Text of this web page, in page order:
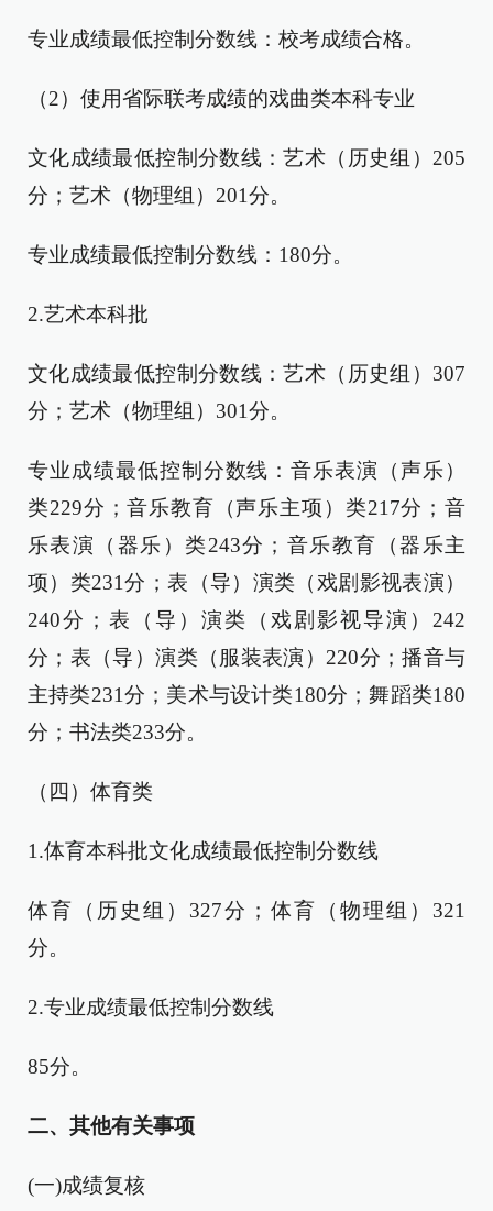
专业成绩最低控制分数线：校考成绩合格。
（2）使用省际联考成绩的戏曲类本科专业
文化成绩最低控制分数线：艺术（历史组）205
分；艺术（物理组）201分。
专业成绩最低控制分数线：180分。
2.艺术本科批
文化成绩最低控制分数线：艺术（历史组）307
分；艺术（物理组）301分。
专业成绩最低控制分数线：音乐表演（声乐）
类229分；音乐教育（声乐主项）类217分；音
乐表演（器乐）类243分；音乐教育（器乐主
项）类231分；表（导）演类（戏剧影视表演）
240分；表（导）演类（戏剧影视导演）242
分；表（导）演类（服装表演）220分；播音与
主持类231分；美术与设计类180分；舞蹈类180
分；书法类233分。
（四）体育类
1.体育本科批文化成绩最低控制分数线
体育（历史组）327分；体育（物理组）321
分。
2.专业成绩最低控制分数线
85分。
二、其他有关事项
(一)成绩复核